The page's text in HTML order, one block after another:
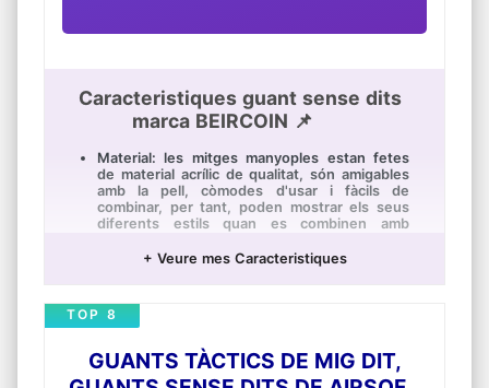
Caracteristiques guant sense dits
marca BEIRCOIN 📌
Material: les mitges manyoples estan fetes
de material acrílic de qualitat, són amigables
amb la pell, còmodes d'usar i fàcils de
combinar, per tant, poden mostrar els seus
diferents estils quan es combinen amb
Grandària: els guants sense dits mesuren
guants s'ajustin a la majoria de les persones i
no estaran fora de forma fins i tot després
d'usar repetidament
Còmode d'usar: aquests mitjos guants de
+ Veure mes Caracteristiques
GUANTS TÀCTICS DE MIG DIT,
TOP 8